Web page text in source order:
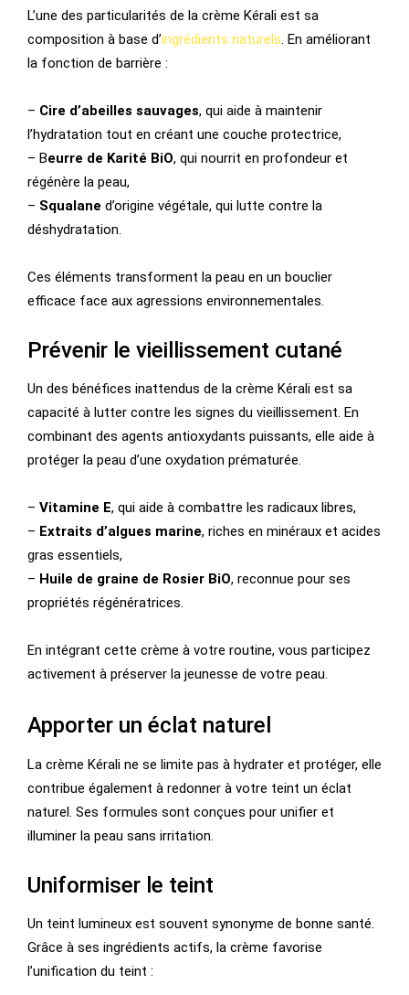
L’une des particularités de la crème Kérali est sa
composition à base d’ingrédients naturels. En améliorant
la fonction de barrière :
– Cire d’abeilles sauvages, qui aide à maintenir
l’hydratation tout en créant une couche protectrice,
– Beurre de Karité BiO, qui nourrit en profondeur et
régénère la peau,
– Squalane d’origine végétale, qui lutte contre la
déshydratation.
Ces éléments transforment la peau en un bouclier
efficace face aux agressions environnementales.
Prévenir le vieillissement cutané
Un des bénéfices inattendus de la crème Kérali est sa
capacité à lutter contre les signes du vieillissement. En
combinant des agents antioxydants puissants, elle aide à
protéger la peau d’une oxydation prématurée.
– Vitamine E, qui aide à combattre les radicaux libres,
– Extraits d’algues marine, riches en minéraux et acides
gras essentiels,
– Huile de graine de Rosier BiO, reconnue pour ses
propriétés régénératrices.
En intégrant cette crème à votre routine, vous participez
activement à préserver la jeunesse de votre peau.
Apporter un éclat naturel
La crème Kérali ne se limite pas à hydrater et protéger, elle
contribue également à redonner à votre teint un éclat
naturel. Ses formules sont conçues pour unifier et
illuminer la peau sans irritation.
Uniformiser le teint
Un teint lumineux est souvent synonyme de bonne santé.
Grâce à ses ingrédients actifs, la crème favorise
l’unification du teint :